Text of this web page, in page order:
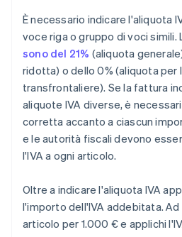
È necessario indicare l'aliquota
voce riga o gruppo di voci simili.
sono del 21% (aliquota
ridotta) o dello 0% (aliquota per
transfrontaliere). Se la fattura
aliquote IVA diverse, è
corretta accanto a ciascun
e le autorità fiscali devono
l'IVA a ogni articolo.
Oltre a indicare l'aliquota IVA
l'importo dell'IVA addebitata.
articolo per 1.000 € e applichi